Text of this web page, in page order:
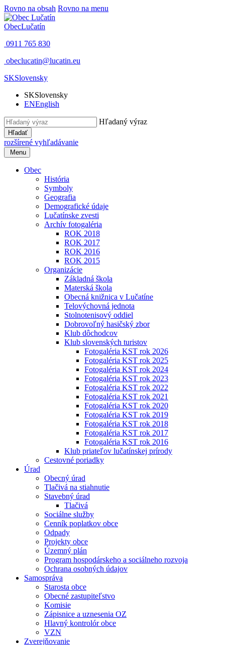
Rovno na obsah Rovno na menu
ObecLučatín
0911 765 830
obeclucatin@lucatin.eu
SKSlovensky
SKSlovensky
ENEnglish
Hľadaný výraz
Hľadať
rozšírené vyhľadávanie
Menu
Obec
História
Symboly
Geografia
Demografické údaje
Lučatínske zvesti
Archív fotogaléria
ROK 2018
ROK 2017
ROK 2016
ROK 2015
Organizácie
Základná škola
Materská škola
Obecná knižnica v Lučatíne
Telovýchovná jednota
Stolnotenisový oddiel
Dobrovoľný hasičský zbor
Klub dôchodcov
Klub slovenských turistov
Fotogaléria KST rok 2026
Fotogaléria KST rok 2025
Fotogaléria KST rok 2024
Fotogaléria KST rok 2023
Fotogaléria KST rok 2022
Fotogaléria KST rok 2021
Fotogaléria KST rok 2020
Fotogaléria KST rok 2019
Fotogaléria KST rok 2018
Fotogaléria KST rok 2017
Fotogaléria KST rok 2016
Klub priateľov lučatínskej prírody
Cestovné poriadky
Úrad
Obecný úrad
Tlačivá na stiahnutie
Stavebný úrad
Tlačivá
Sociálne služby
Cenník poplatkov obce
Odpady
Projekty obce
Územný plán
Program hospodárskeho a sociálneho rozvoja
Ochrana osobných údajov
Samospráva
Starosta obce
Obecné zastupiteľstvo
Komisie
Zápisnice a uznesenia OZ
Hlavný kontrolór obce
VZN
Zverejňovanie